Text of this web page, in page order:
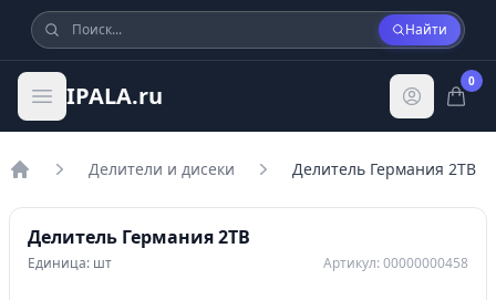
Найти
IPALA.ru
0
Делители и дисеки Делитель Германия 2ТВ
Делитель Германия 2ТВ
Единица: шт Артикул: 00000000458